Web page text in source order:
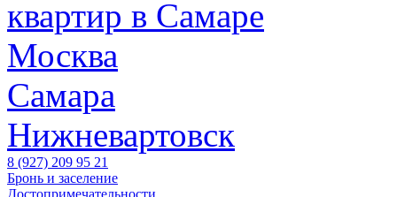
Москва
Самара
Нижневартовск
8 (927) 209 95 21
Бронь и заселение
Достопримечательности